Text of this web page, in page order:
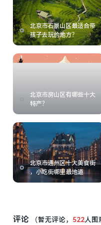
北京市石景山区最适合带
孩子去玩的地方？
北京市房山区有哪些十大
特产？
北京市通州区十大美食街
，小吃街哪里最地道
评论 （暂无评论， 522人围